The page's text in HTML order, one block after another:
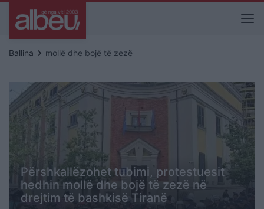
Ballina keyboard_arrow_right mollë dhe bojë të zezë
Përshkallëzohet tubimi, protestuesit
hedhin mollë dhe bojë të zezë në
drejtim të bashkisë Tiranë